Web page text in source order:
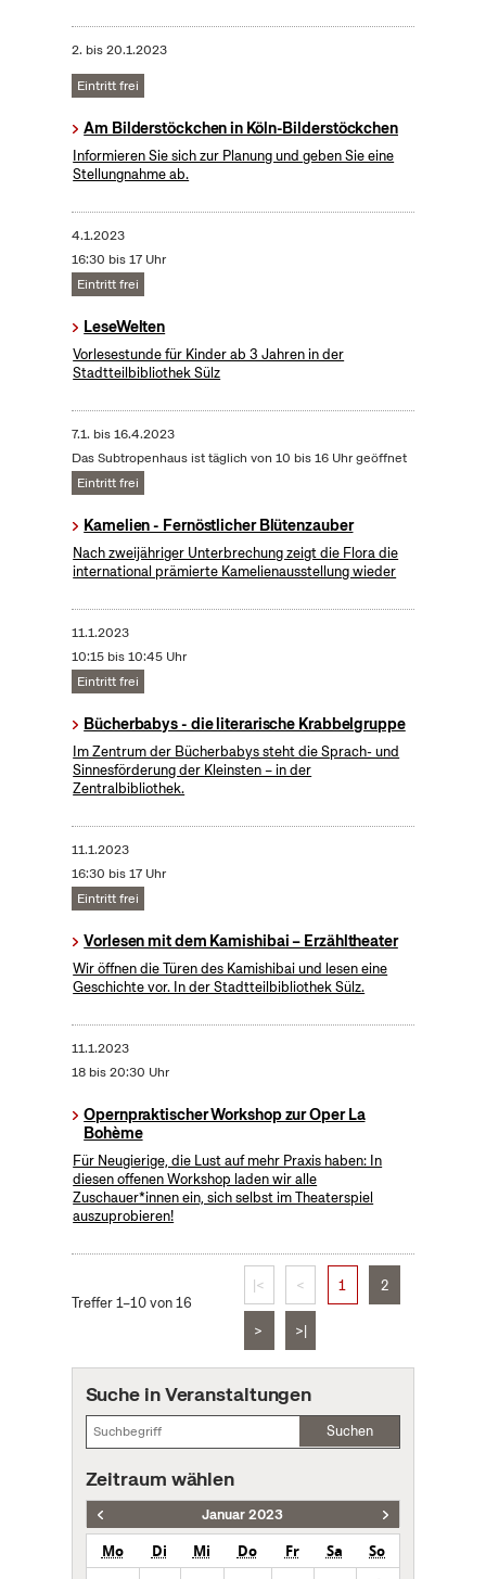
2. bis20.1.2023
Eintritt frei
Am Bilderstöckchen in Köln-Bilderstöckchen
Informieren Sie sich zur Planung und geben Sie eine
Stellungnahme ab.
4.1.2023
16:30 bis 17 Uhr
Eintritt frei
LeseWelten
Vorlesestunde für Kinder ab 3 Jahren in der
Stadtteilbibliothek Sülz
7.1. bis16.4.2023
Das Subtropenhaus ist täglich von 10 bis 16 Uhr geöffnet
Eintritt frei
Kamelien - Fernöstlicher Blütenzauber
Nach zweijähriger Unterbrechung zeigt die Flora die
international prämierte Kamelienausstellung wieder
11.1.2023
10:15 bis 10:45 Uhr
Eintritt frei
Bücherbabys - die literarische Krabbelgruppe
Im Zentrum der Bücherbabys steht die Sprach- und
Sinnesförderung der Kleinsten – in der
Zentralbibliothek.
11.1.2023
16:30 bis 17 Uhr
Eintritt frei
Vorlesen mit dem Kamishibai – Erzähltheater
Wir öffnen die Türen des Kamishibai und lesen eine
Geschichte vor. In der Stadtteilbibliothek Sülz.
11.1.2023
18 bis 20:30 Uhr
Opernpraktischer Workshop zur Oper La
Bohème
Für Neugierige, die Lust auf mehr Praxis haben: In
diesen offenen Workshop laden wir alle
Zuschauer*innen ein, sich selbst im Theaterspiel
auszuprobieren!
Treffer 1–10 von 16
|< < 1 2
> >|
Suche in Veranstaltungen
Suchen
Zeitraum wählen
Januar 2023
Mo Di Mi Do Fr Sa
So